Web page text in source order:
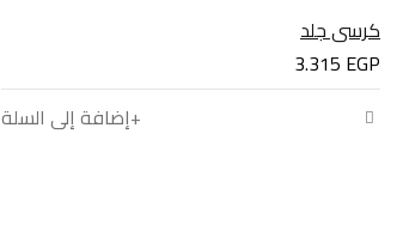
كرسي جلد
3.315 EGP
إضافة إلى السلة